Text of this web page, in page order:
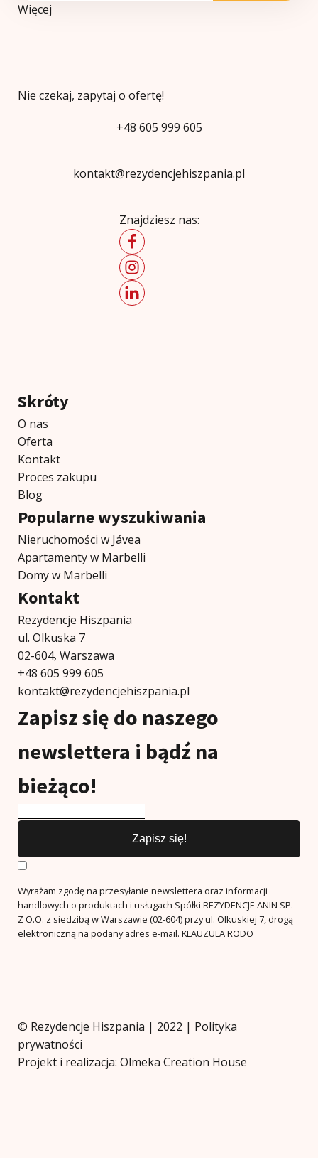
Więcej
Nie czekaj, zapytaj o ofertę!
+48 605 999 605
kontakt@rezydencjehiszpania.pl
Znajdziesz nas:
Skróty
O nas
Oferta
Kontakt
Proces zakupu
Blog
Popularne wyszukiwania
Nieruchomości w Jávea
Apartamenty w Marbelli
Domy w Marbelli
Kontakt
Rezydencje Hiszpania
ul. Olkuska 7
02-604, Warszawa
+48 605 999 605
kontakt@rezydencjehiszpania.pl
Zapisz się do naszego
newslettera i bądź na
bieżąco!
Zapisz się!
Wyrażam zgodę na przesyłanie newslettera oraz informacji
handlowych o produktach i usługach Spółki REZYDENCJE ANIN SP.
Z O.O. z siedzibą w Warszawie (02-604) przy ul. Olkuskiej 7, drogą
elektroniczną na podany adres e-mail. KLAUZULA RODO
© Rezydencje Hiszpania | 2022 | Polityka
prywatności
Projekt i realizacja: Olmeka Creation House